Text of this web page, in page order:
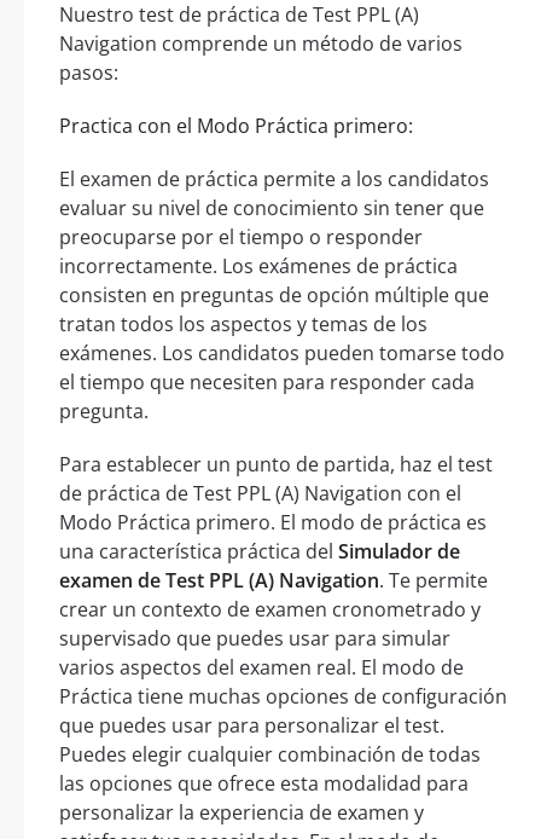
Nuestro test de práctica de Test PPL (A)
Navigation comprende un método de varios
pasos:
Practica con el Modo Práctica primero:
El examen de práctica permite a los candidatos
evaluar su nivel de conocimiento sin tener que
preocuparse por el tiempo o responder
incorrectamente. Los exámenes de práctica
consisten en preguntas de opción múltiple que
tratan todos los aspectos y temas de los
exámenes. Los candidatos pueden tomarse todo
el tiempo que necesiten para responder cada
pregunta.
Para establecer un punto de partida, haz el test
de práctica de Test PPL (A) Navigation con el
Modo Práctica primero. El modo de práctica es
una característica práctica del Simulador de
examen de Test PPL (A) Navigation. Te permite
crear un contexto de examen cronometrado y
supervisado que puedes usar para simular
varios aspectos del examen real. El modo de
Práctica tiene muchas opciones de configuración
que puedes usar para personalizar el test.
Puedes elegir cualquier combinación de todas
las opciones que ofrece esta modalidad para
personalizar la experiencia de examen y